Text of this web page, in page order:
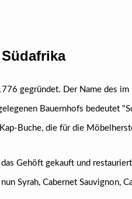
gegründet. Der Name des
Bauernhofs bedeutet
Buche, die für die
Gehöft gekauft und
Syrah, Cabernet Sauvignon,